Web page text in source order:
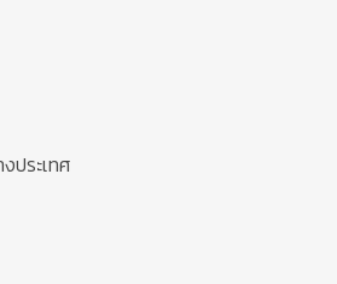
ประเทศ